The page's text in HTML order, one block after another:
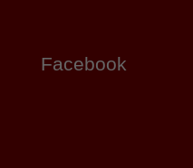
Facebook